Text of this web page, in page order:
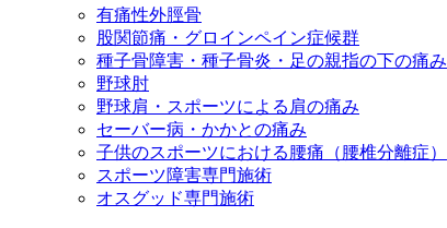
有痛性外脛骨
股関節痛・グロインペイン症候群
種子骨障害・種子骨炎・足の親指の下の痛み
野球肘
野球肩・スポーツによる肩の痛み
セーバー病・かかとの痛み
子供のスポーツにおける腰痛（腰椎分離症）
スポーツ障害専門施術
オスグッド専門施術